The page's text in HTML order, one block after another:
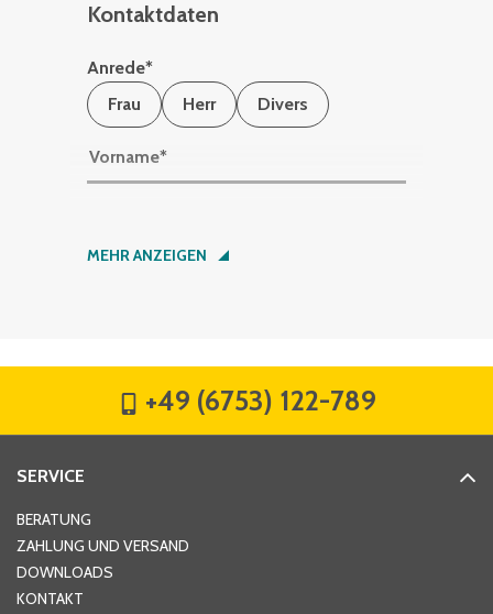
Kontaktdaten
Anrede*
Frau
Herr Divers
Vorname*
Nachname*
Hausnummer
MEHR ANZEIGEN
+49 (6753) 122-789
SERVICE
BERATUNG
ZAHLUNG UND VERSAND
DOWNLOADS
KONTAKT